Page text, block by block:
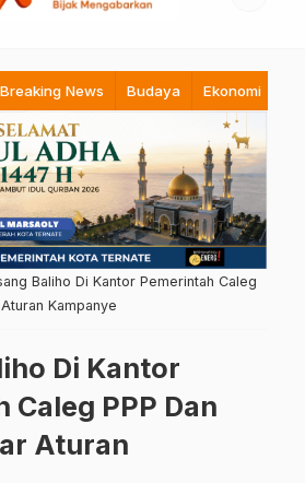
Breaking News Budaya Ekonomi
Baliho Di Kantor Pemerintah Caleg
Kampanye
Di Kantor
Caleg PPP Dan
Aturan